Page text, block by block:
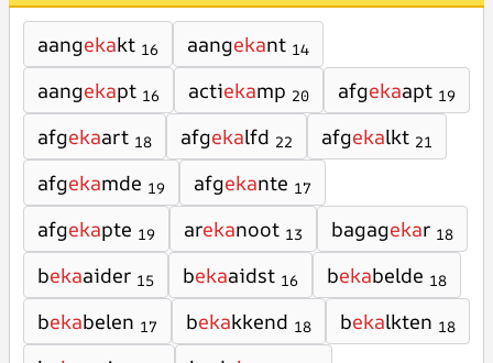
aangekakt 16 aangekant 14
aangekapt 16 actiekamp 20 afgekaapt 19
afgekaart 18 afgekalfd 22 afgekalkt 21
afgekamde 19 afgekante 17
afgekapte 19 arekanoot 13 bagagekar 18
bekaaider 15 bekaaidst 16 bekabelde 18
bekabelen 17 bekakkend 18 bekalkten 18